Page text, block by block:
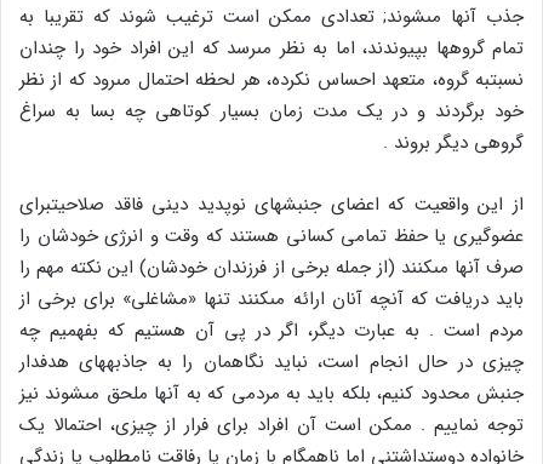
جذب آن‏ها مى‏شوند; تعدادى ممکن است ترغیب شوند که تقریبا به
تمام گروه‏ها بپیوندند، اما به نظر مى‏رسد که این افراد خود را چندان
نسبت‏به گروه، متعهد احساس نکرده، هر لحظه احتمال مى‏رود که از نظر
خود برگردند و در یک مدت زمان بسیار کوتاهى چه بسا به سراغ
گروهى دیگر بروند .
از این واقعیت که اعضاى جنبش‏هاى نوپدید دینى فاقد صلاحیت‏براى
عضوگیرى یا حفظ تمامى کسانى هستند که وقت و انرژى خودشان را
صرف آن‏ها مى‏کنند (از جمله برخى از فرزندان خودشان) این نکته مهم را
باید دریافت که آنچه آنان ارائه مى‏کنند تنها «مشاغلى‏» براى برخى از
مردم است . به عبارت دیگر، اگر در پى آن هستیم که بفهمیم چه
چیزى در حال انجام است، نباید نگاهمان را به جاذبه‏هاى هدفدار
جنبش محدود کنیم، بلکه باید به مردمى که به آن‏ها ملحق مى‏شوند نیز
توجه نماییم . ممکن است آن افراد براى فرار از چیزى، احتمالا یک
خانواده دوست‏داشتنى اما ناهمگام با زمان یا رفاقت نامطلوب یا زندگى